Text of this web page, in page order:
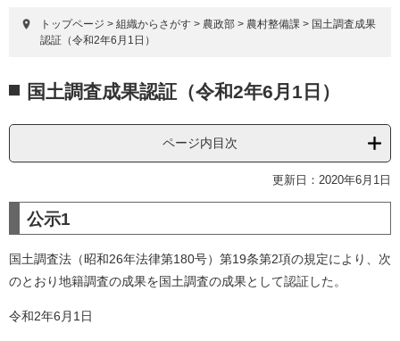
象
トップページ > 組織からさがす > 農政部 > 農村整備課 > 国土調査成果
認証（令和2年6月1日）
文
国土調査成果認証（令和2年6月1日）
ページ内目次
更新日：2020年6月1日
公示1
国土調査法（昭和26年法律第180号）第19条第2項の規定により、次
のとおり地籍調査の成果を国土調査の成果として認証した。
令和2年6月1日